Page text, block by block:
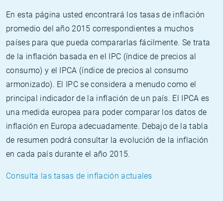
En esta página usted encontrará los tasas de inflación
promedio del año 2015 correspondientes a muchos
países para que pueda compararlas fácilmente. Se trata
de la inflación basada en el IPC (índice de precios al
consumo) y el IPCA (índice de precios al consumo
armonizado). El IPC se considera a menudo como el
principal indicador de la inflación de un país. El IPCA es
una medida europea para poder comparar los datos de
inflación en Europa adecuadamente. Debajo de la tabla
de resumen podrá consultar la evolución de la inflación
en cada país durante el año 2015.
Consulta las tasas de inflación actuales